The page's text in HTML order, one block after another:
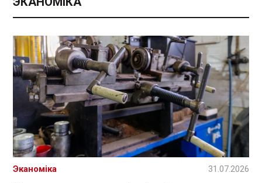
Эканоміка 31.07.2026